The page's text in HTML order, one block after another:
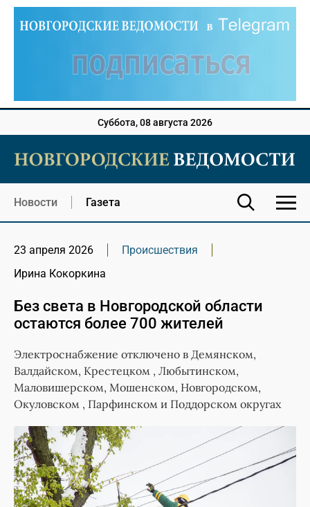
Суббота, 08 августа 2026
Новости Газета
23 апреля 2026
Происшествия
Ирина Кокоркина
Без света в Новгородской области
остаются более 700 жителей
Электроснабжение отключено в Демянском,
Валдайском, Крестецком , Любытинском,
Маловишерском, Мошенском, Новгородском,
Окуловском , Парфинском и Поддорском округах